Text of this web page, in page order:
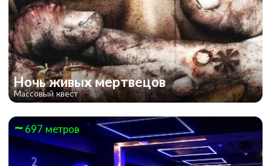
Ночь живых мертвецов
Массовый квест
697 метров